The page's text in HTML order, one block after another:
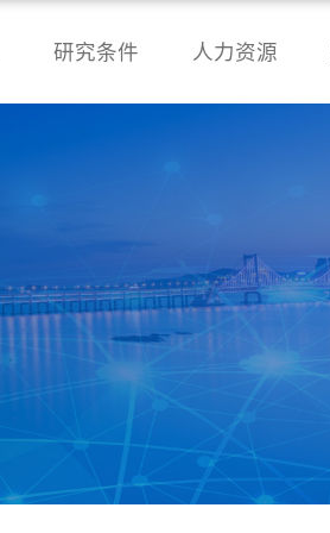
研究条件 人力资源